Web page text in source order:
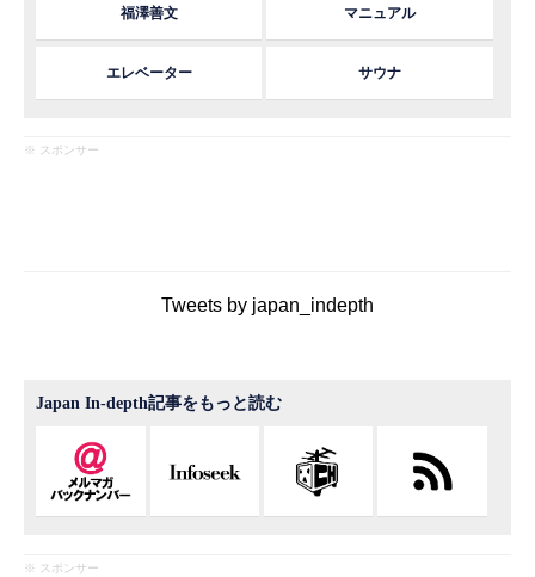
福澤善文 マニュアル
エレベーター サウナ
※ スポンサー
Tweets by japan_indepth
Japan In-depth記事をもっと読む
※ スポンサー